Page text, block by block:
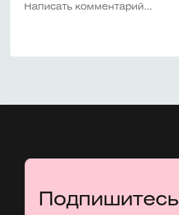
Подпишитесь